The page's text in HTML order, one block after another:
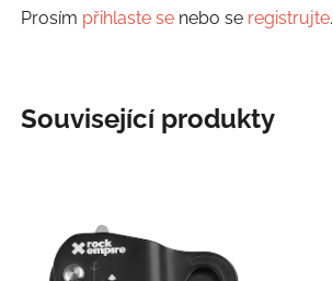
Prosím přihlaste senebo se registrujte.
Související produkty